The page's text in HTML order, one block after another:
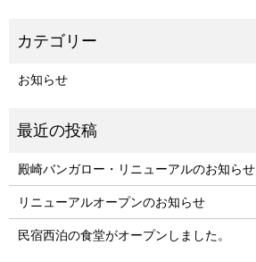
お知らせ
殿崎バンガロー・リニューアルのお知らせ
リニューアルオープンのお知らせ
民宿西泊の食堂がオープンしました。